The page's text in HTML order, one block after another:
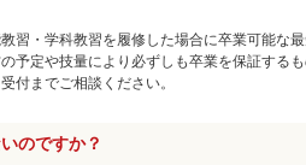
習・学科教習を履修した場合に卒業可能な最
予定や技量により必ずしも卒業を保証するも
付までご相談ください。
のですか？